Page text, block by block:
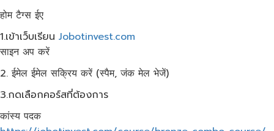
होम टैग्स ईए
1.เข้าเว็บ​เรียน Jobotinvest.com
साइन अप करें
2. ईमेल ईमेल सक्रिय करें (स्पैम, जंक मेल भेजें)
3.กดเลือกคอร์สที่ต้องการ
कांस्य पदक